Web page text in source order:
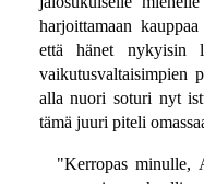
harjoittamaan
että hänet nykyisin
vaikutusvaltaisimpien
alla nuori soturi nyt
tämä juuri piteli
"Kerropas minulle,